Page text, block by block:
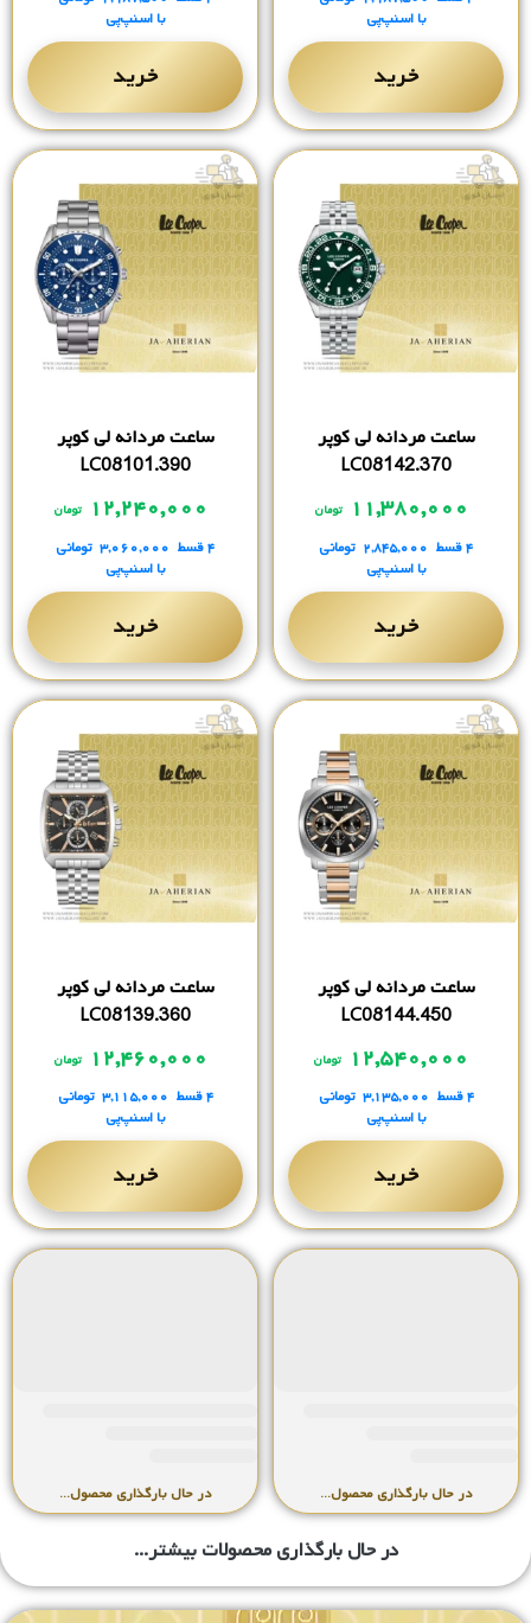
با اسنپ‌پی
خرید
با اسنپ‌پی
خرید
ساعت مردانه لی کوپر
LC08142.370
۱۱,۳۸۰,۰۰۰ تومان
۴ قسط ۲,۸۴۵,۰۰۰ تومانی
با اسنپ‌پی
خرید
ساعت مردانه لی کوپر
LC08101.390
۱۲,۲۴۰,۰۰۰ تومان
۴ قسط ۳,۰۶۰,۰۰۰ تومانی
با اسنپ‌پی
خرید
ساعت مردانه لی کوپر
LC08144.450
۱۲,۵۴۰,۰۰۰ تومان
۴ قسط ۳,۱۳۵,۰۰۰ تومانی
با اسنپ‌پی
خرید
ساعت مردانه لی کوپر
LC08139.360
۱۲,۴۶۰,۰۰۰ تومان
۴ قسط ۳,۱۱۵,۰۰۰ تومانی
با اسنپ‌پی
خرید
ساعت مردانه لی کوپر
LC08144.330
۱۲,۵۴۰,۰۰۰ تومان
ساعت مردانه لی کوپر
LC08142.290
۱۱,۷۱۰,۰۰۰ تومان